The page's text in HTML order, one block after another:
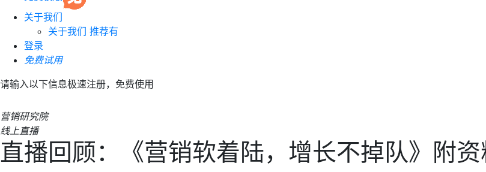
关于我们
关于我们 推荐有
登录
免费试用
请输入以下信息极速注册，免费使用
营销研究院
线上直播
直播回顾：《营销软着陆，增长不掉队》附